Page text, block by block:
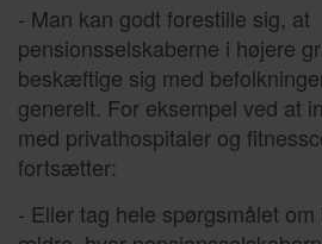
- Man kan godt forestille sig, at
pensionsselskaberne i højere
beskæftige sig med
generelt. For eksempel ved at
med privathospitaler og
fortsætter:
- Eller tag hele spørgsmålet